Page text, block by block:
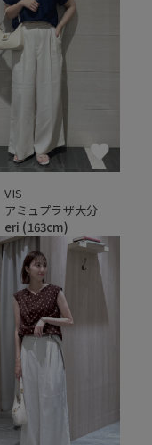
VIS
アミュプラザ大分
eri (163cm)